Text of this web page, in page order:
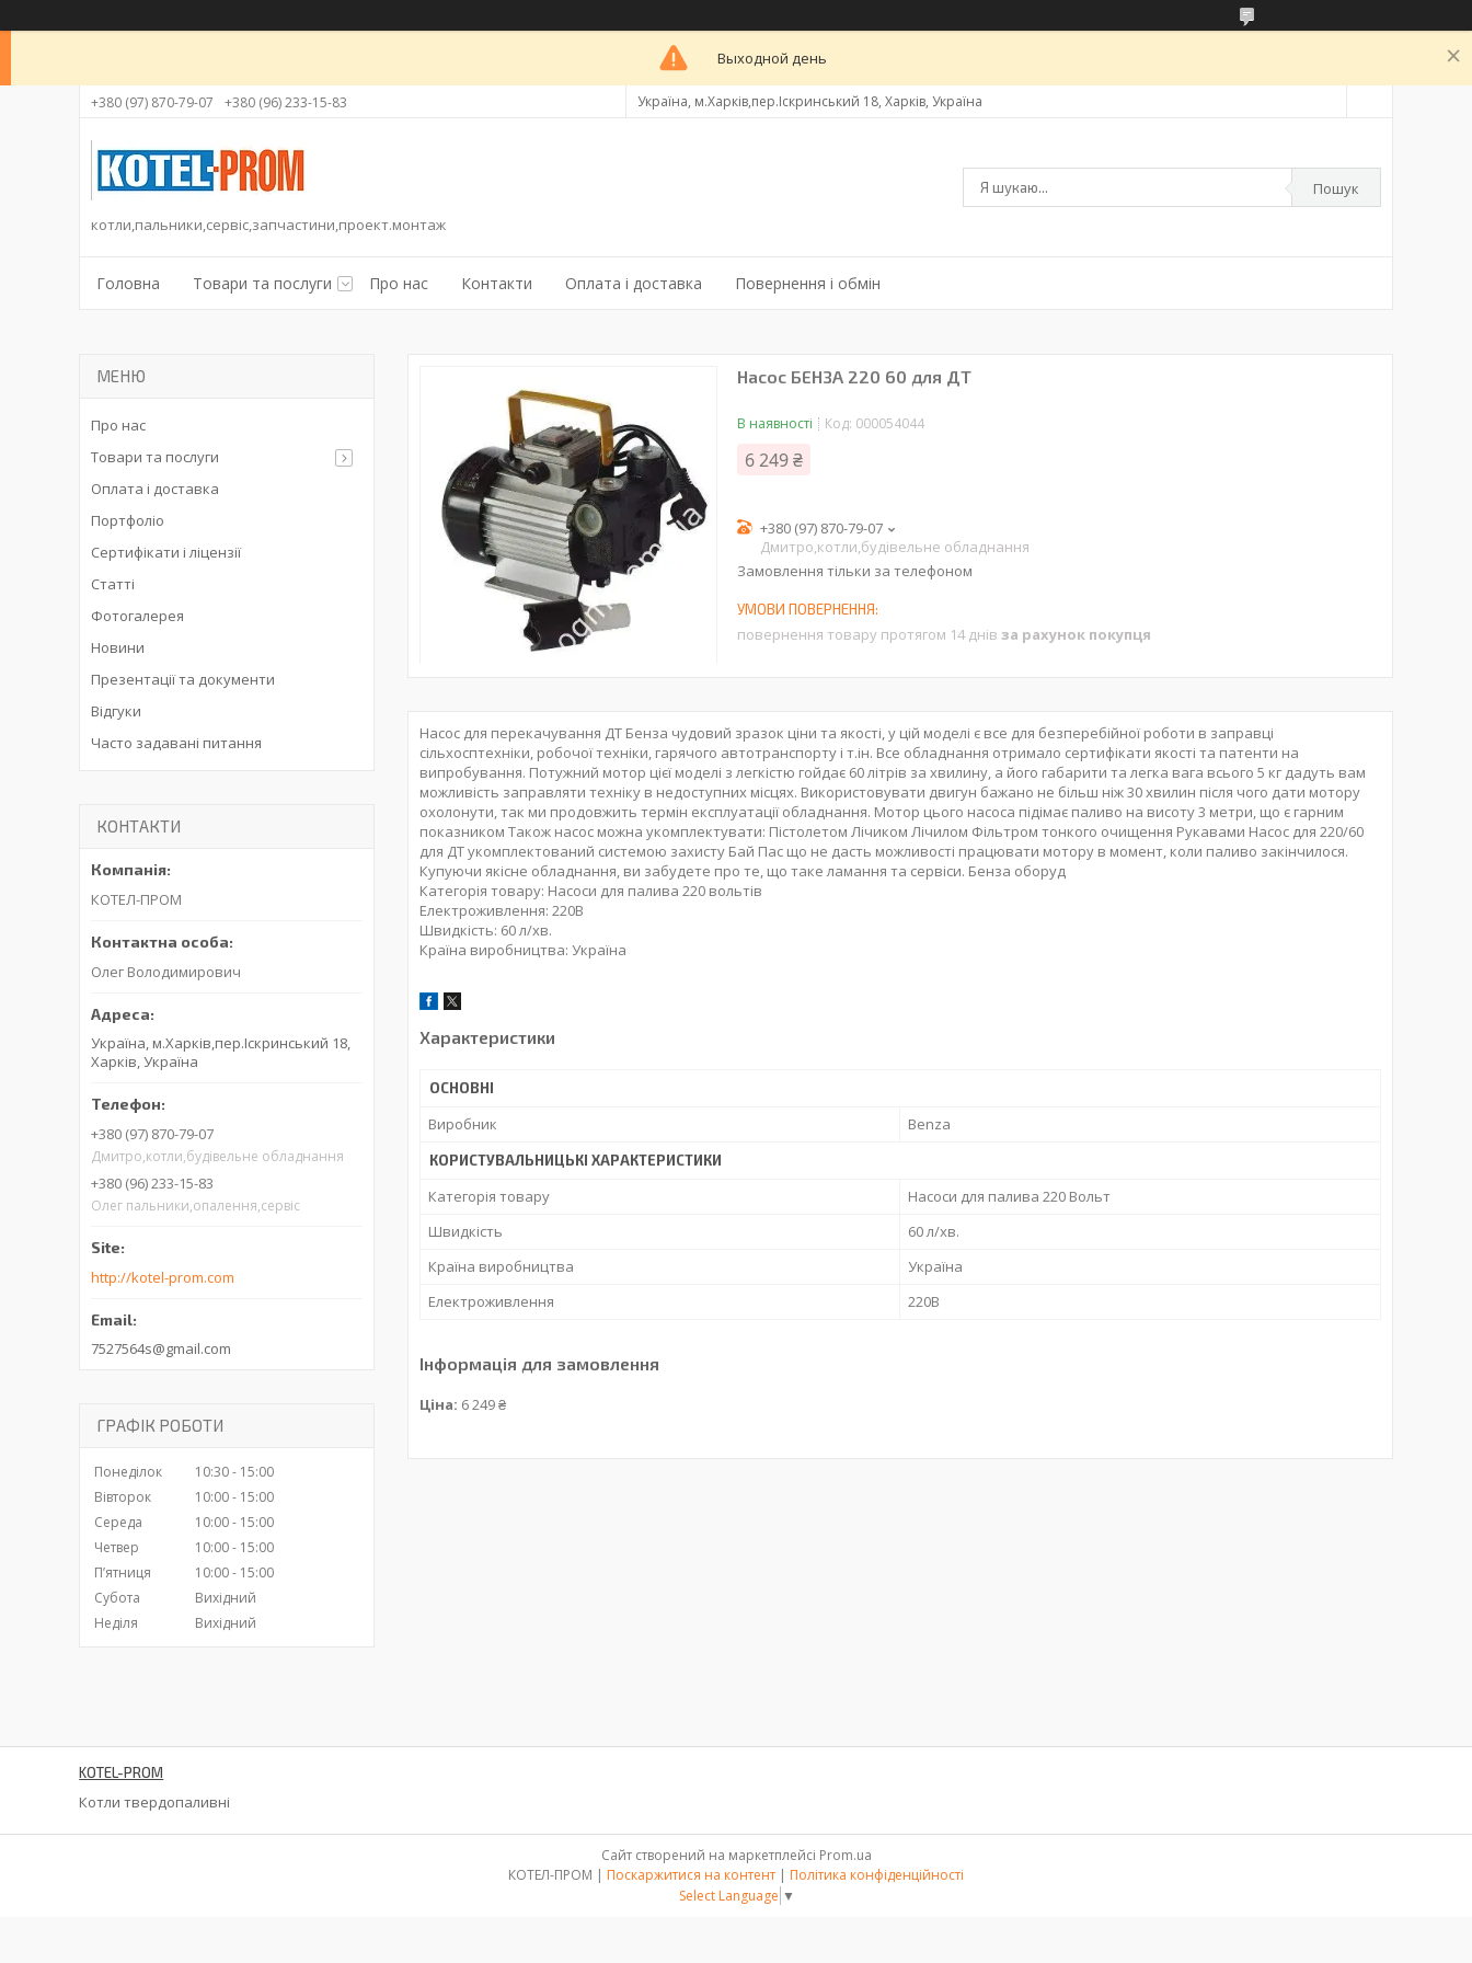
Выходной день
+380 (97) 870-79-07 +380 (96) 233-15-83 Україна, м.Харків,пер.Іскринський 18, Харків, Україна
котли,пальники,сервіс,запчастини,проект.монтаж
Пошук
Головна Товари та послуги Про нас Контакти Оплата і доставка Повернення і обмін
Насос БЕНЗА 220 60 для ДТ
В наявності Код: 000054044
6 249 ₴
+380 (97) 870-79-07
Дмитро,котли,будівельне обладнання
Замовлення тільки за телефоном
повернення товару протягом 14 днів за рахунок покупця
Насос для перекачування ДТ Бенза чудовий зразок ціни та якості, у цій моделі є все для безперебійної роботи в заправці
сільхосптехніки, робочої техніки, гарячого автотранспорту і т.ін. Все обладнання отримало сертифікати якості та патенти на
випробування. Потужний мотор цієї моделі з легкістю гойдає 60 літрів за хвилину, а його габарити та легка вага всього 5 кг дадуть вам
можливість заправляти техніку в недоступних місцях. Використовувати двигун бажано не більш ніж 30 хвилин після чого дати мотору
охолонути, так ми продовжить термін експлуатації обладнання. Мотор цього насоса підімає паливо на висоту 3 метри, що є гарним
показником Також насос можна укомплектувати: Пістолетом Лічиком Лічилом Фільтром тонкого очищення Рукавами Насос для 220/60
для ДТ укомплектований системою захисту Бай Пас що не дасть можливості працювати мотору в момент, коли паливо закінчилося.
Купуючи якісне обладнання, ви забудете про те, що таке ламання та сервіси. Бенза оборуд
Категорія товару: Насоси для палива 220 вольтів
Електроживлення: 220В
Швидкість: 60 л/хв.
Країна виробництва: Україна
Характеристики
ОСНОВНІ
Виробник Benza
КОРИСТУВАЛЬНИЦЬКІ ХАРАКТЕРИСТИКИ
Категорія товару
Насоси для палива 220 Вольт
Швидкість
60 л/хв.
Країна виробництва
Україна
Електроживлення
220В
Інформація для замовлення
Ціна: 6 249 ₴
Про нас
Товари та послуги
Оплата і доставка
Портфоліо
Сертифікати і ліцензії
Статті
Фотогалерея
Новини
Презентації та документи
Відгуки
Часто задавані питання
КОНТАКТИ
КОТЕЛ-ПРОМ
Олег Володимирович
Україна, м.Харків,пер.Іскринський 18,
Харків, Україна
+380 (97) 870-79-07
Дмитро,котли,будівельне обладнання
+380 (96) 233-15-83
Олег пальники,опалення,сервіс
http://kotel-prom.com
7527564s@gmail.com
ГРАФІК РОБОТИ
Понеділок 10:30
15:00
Вівторок
10:00
15:00
Середа
10:00
15:00
Четвер
10:00
15:00
Пʼятниця
10:00
15:00
Субота
Вихідний
Неділя
Вихідний
KOTEL-PROM
Котли твердопаливні
Сайт створений на маркетплейсі Prom.ua
КОТЕЛ-ПРОМ | Поскаржитися на контент | Політика конфіденційності
Select Language ▼